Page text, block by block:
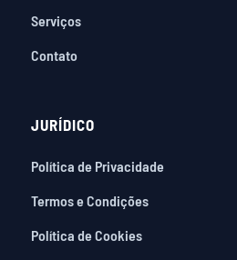
Serviços
Contato
JURÍDICO
Política de Privacidade
Termos e Condições
Política de Cookies